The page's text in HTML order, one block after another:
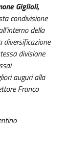
Giglioli,
condivisione
della
diversificazione
divisione
auguri alla
Franco